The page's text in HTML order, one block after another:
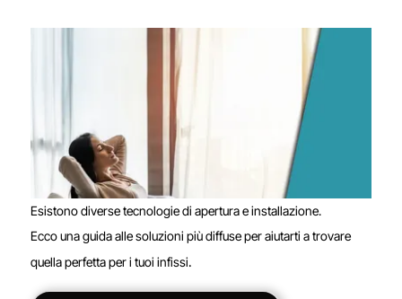
Esistono diverse tecnologie di apertura e installazione.
Ecco una guida alle soluzioni più diffuse per aiutarti a trovare
quella perfetta per i tuoi infissi.